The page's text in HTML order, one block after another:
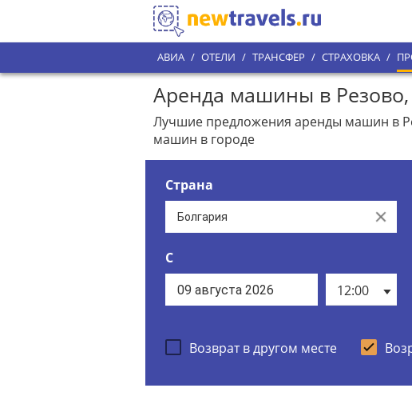
АВИА / ОТЕЛИ / ТРАНСФЕР / СТРАХОВКА /
Аренда машины в Резово,
Лучшие предложения аренды машин в
машин в городе
Страна
Clear
С
12:00
Возврат в другом месте